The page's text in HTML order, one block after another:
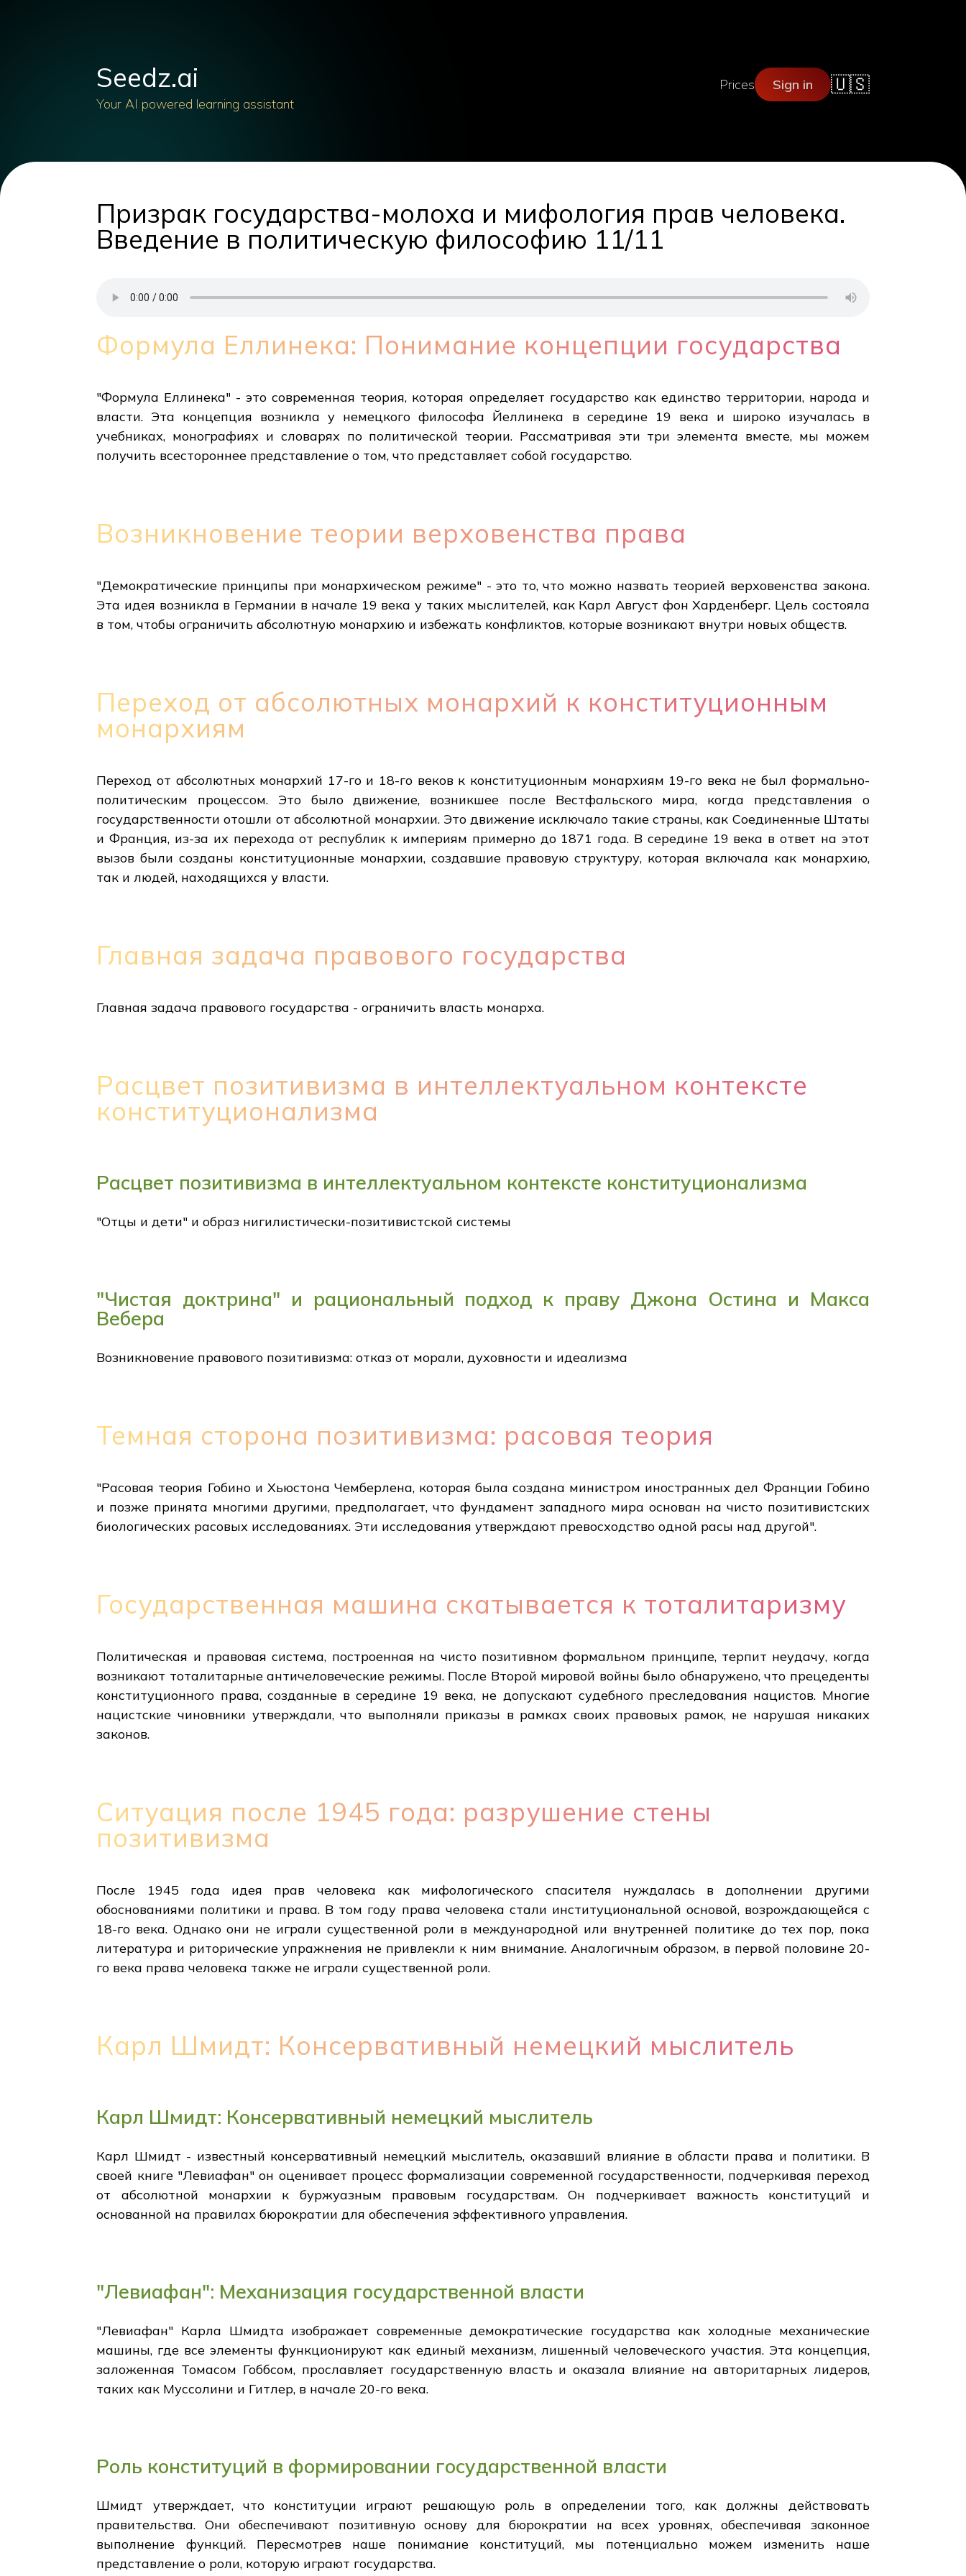
Seedz.ai
Your AI powered learning assistant
Prices Sign in 🇺🇸
Призрак государства-молоха и мифология прав человека.
Введение в политическую философию 11/11
Формула Еллинека: Понимание концепции государства
"Формула Еллинека" - это современная теория, которая определяет государство как единство территории, народа и
власти. Эта концепция возникла у немецкого философа Йеллинека в середине 19 века и широко изучалась в
учебниках, монографиях и словарях по политической теории. Рассматривая эти три элемента вместе, мы можем
получить всестороннее представление о том, что представляет собой государство.
Возникновение теории верховенства права
"Демократические принципы при монархическом режиме" - это то, что можно назвать теорией верховенства закона.
Эта идея возникла в Германии в начале 19 века у таких мыслителей, как Карл Август фон Харденберг. Цель состояла
в том, чтобы ограничить абсолютную монархию и избежать конфликтов, которые возникают внутри новых обществ.
Переход от абсолютных монархий к конституционным
монархиям
Переход от абсолютных монархий 17-го и 18-го веков к конституционным монархиям 19-го века не был формально-
политическим процессом. Это было движение, возникшее после Вестфальского мира, когда представления о
государственности отошли от абсолютной монархии. Это движение исключало такие страны, как Соединенные Штаты
и Франция, из-за их перехода от республик к империям примерно до 1871 года. В середине 19 века в ответ на этот
вызов были созданы конституционные монархии, создавшие правовую структуру, которая включала как монархию,
так и людей, находящихся у власти.
Главная задача правового государства
Главная задача правового государства - ограничить власть монарха.
Расцвет позитивизма в интеллектуальном контексте
конституционализма
Расцвет позитивизма в интеллектуальном контексте конституционализма
"Отцы и дети" и образ нигилистически-позитивистской системы
"Чистая доктрина" и рациональный подход к праву Джона Остина и Макса
Вебера
Возникновение правового позитивизма: отказ от морали, духовности и идеализма
Темная сторона позитивизма: расовая теория
"Расовая теория Гобино и Хьюстона Чемберлена, которая была создана министром иностранных дел Франции Гобино
и позже принята многими другими, предполагает, что фундамент западного мира основан на чисто позитивистских
биологических расовых исследованиях. Эти исследования утверждают превосходство одной расы над другой".
Государственная машина скатывается к тоталитаризму
Политическая и правовая система, построенная на чисто позитивном формальном принципе, терпит неудачу, когда
возникают тоталитарные античеловеческие режимы. После Второй мировой войны было обнаружено, что прецеденты
конституционного права, созданные в середине 19 века, не допускают судебного преследования нацистов. Многие
нацистские чиновники утверждали, что выполняли приказы в рамках своих правовых рамок, не нарушая никаких
законов.
Ситуация после 1945 года: разрушение стены
позитивизма
После 1945 года идея прав человека как мифологического спасителя нуждалась в дополнении другими
обоснованиями политики и права. В том году права человека стали институциональной основой, возрождающейся с
18-го века. Однако они не играли существенной роли в международной или внутренней политике до тех пор, пока
литература и риторические упражнения не привлекли к ним внимание. Аналогичным образом, в первой половине 20-
го века права человека также не играли существенной роли.
Карл Шмидт: Консервативный немецкий мыслитель
Карл Шмидт: Консервативный немецкий мыслитель
Карл Шмидт - известный консервативный немецкий мыслитель, оказавший влияние в области права и политики. В
своей книге "Левиафан" он оценивает процесс формализации современной государственности, подчеркивая переход
от абсолютной монархии к буржуазным правовым государствам. Он подчеркивает важность конституций и
основанной на правилах бюрократии для обеспечения эффективного управления.
"Левиафан": Механизация государственной власти
"Левиафан" Карла Шмидта изображает современные демократические государства как холодные механические
машины, где все элементы функционируют как единый механизм, лишенный человеческого участия. Эта концепция,
заложенная Томасом Гоббсом, прославляет государственную власть и оказала влияние на авторитарных лидеров,
таких как Муссолини и Гитлер, в начале 20-го века.
Роль конституций в формировании государственной власти
Шмидт утверждает, что конституции играют решающую роль в определении того, как должны действовать
правительства. Они обеспечивают позитивную основу для бюрократии на всех уровнях, обеспечивая законное
выполнение функций. Пересмотрев наше понимание конституций, мы потенциально можем изменить наше
представление о роли, которую играют государства.